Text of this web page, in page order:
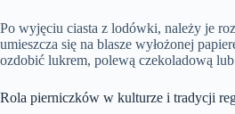
Po wyjęciu ciasta z lodówki, należy je
umieszcza się na blasze wyłożonej
ozdobić lukrem, polewą czekoladową
Rola pierniczków w kulturze i tradycji